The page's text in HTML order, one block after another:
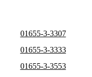
01655-3-3307
01655-3-3333
01655-3-3553